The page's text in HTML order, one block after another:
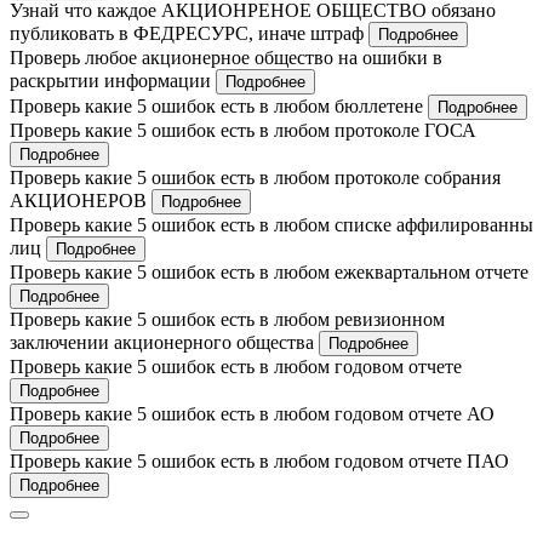
Узнай что каждое АКЦИОНРЕНОЕ ОБЩЕСТВО обязано
публиковать в ФЕДРЕСУРС, иначе штраф
Подробнее
Проверь любое акционерное общество на ошибки в
раскрытии информации
Подробнее
Проверь какие 5 ошибок есть в любом бюллетене Подробнее
Проверь какие 5 ошибок есть в любом протоколе ГОСА
Подробнее
Проверь какие 5 ошибок есть в любом протоколе собрания
АКЦИОНЕРОВ
Подробнее
Проверь какие 5 ошибок есть в любом списке аффилированны
лиц
Подробнее
Проверь какие 5 ошибок есть в любом ежеквартальном отчете
Подробнее
Проверь какие 5 ошибок есть в любом ревизионном
заключении акционерного общества
Подробнее
Проверь какие 5 ошибок есть в любом годовом отчете
Подробнее
Проверь какие 5 ошибок есть в любом годовом отчете АО
Подробнее
Проверь какие 5 ошибок есть в любом годовом отчете ПАО
Подробнее